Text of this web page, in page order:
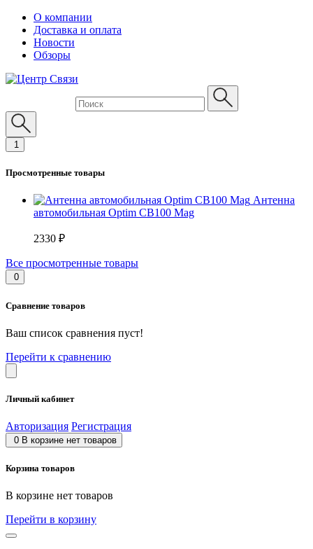
О компании
Доставка и оплата
Новости
Обзоры
1
Просмотренные товары
Антенна
автомобильная Optim CB100 Mag
2330 ₽
Все просмотренные товары
0
Сравнение товаров
Ваш список сравнения пуст!
Перейти к сравнению
Личный кабинет
Авторизация Регистрация
0 В корзине нет товаров
Корзина товаров
В корзине нет товаров
Перейти в корзину